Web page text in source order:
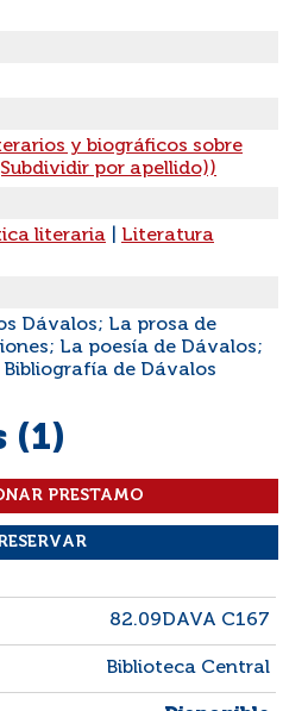
y biográficos sobre
por apellido))
literaria
Literatura
Dávalos; La prosa de
La poesía de Dávalos;
de Dávalos
(1)
82.09DAVA C167
Biblioteca Central